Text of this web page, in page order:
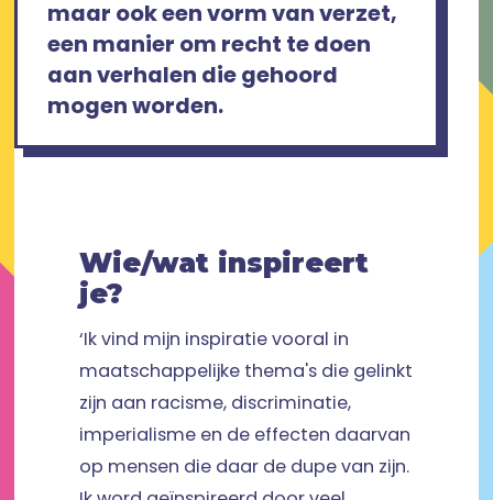
maar ook een vorm van verzet,
een manier om recht te doen
aan verhalen die gehoord
mogen worden.
Wie/wat inspireert
je?
‘Ik vind mijn inspiratie vooral in
maatschappelijke thema's die gelinkt
zijn aan racisme, discriminatie,
imperialisme en de effecten daarvan
op mensen die daar de dupe van zijn.